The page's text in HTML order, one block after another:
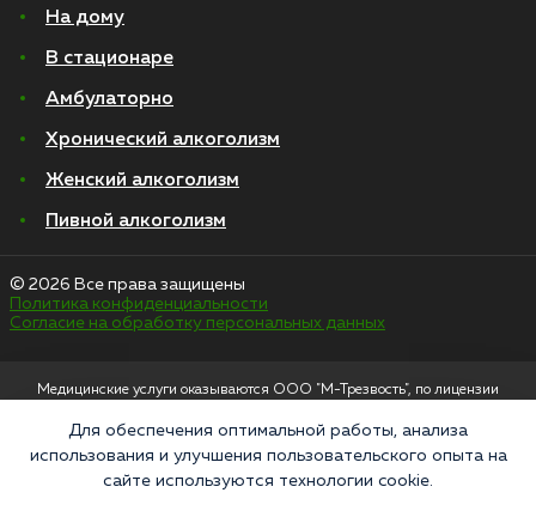
На дому
В стационаре
Амбулаторно
Хронический алкоголизм
Женский алкоголизм
Пивной алкоголизм
© 2026 Все права защищены
Политика конфиденциальности
Согласие на обработку персональных данных
Медицинские услуги оказываются ООО "М-Трезвость", по лицензии
Москва, улица 8 Марта, 1с12, подъезд 1
«Напоминаем, что сайт https://narkologiya24.clinic против распространения,
продажи и приема психоактивных веществ. Незаконное производство,
Для обеспечения оптимальной работы, анализа
использования и улучшения пользовательского опыта на
сайте используются технологии cookie.